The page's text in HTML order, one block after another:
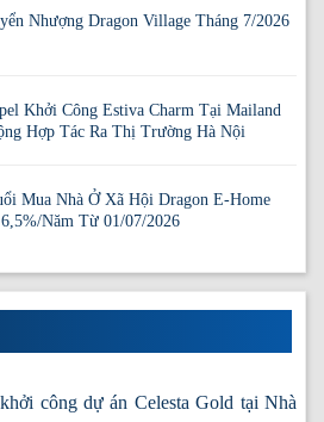
Nhượng Dragon Village Tháng 7/2026
Khởi Công Estiva Charm Tại Mailand
Hợp Tác Ra Thị Trường Hà Nội
Mua Nhà Ở Xã Hội Dragon E-Home
Năm Từ 01/07/2026